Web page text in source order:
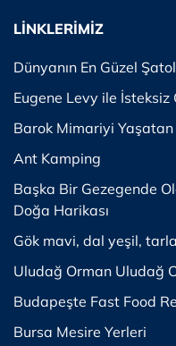
LİNKLERİMİZ
Dünyanın En Güzel
Eugene Levy ile İsteksiz
Barok Mimariyi Yaşatan
Ant Kamping
Başka Bir Gezegende
Doğa Harikası
Gök mavi, dal yeşil,
Uludağ Orman Uludağ
Budapeşte Fast Food
Bursa Mesire Yerleri